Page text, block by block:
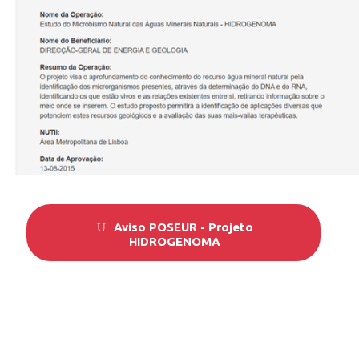
DocumentAviso POSEUR - Projeto
HIDROGENOMA